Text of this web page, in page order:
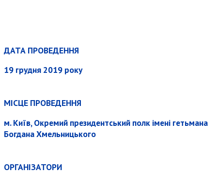
ДАТА ПРОВЕДЕННЯ
19 грудня 2019 року
МІСЦЕ ПРОВЕДЕННЯ
м. Київ, Окремий президентський полк імені гетьмана
Богдана Хмельницького
ОРГАНІЗАТОРИ